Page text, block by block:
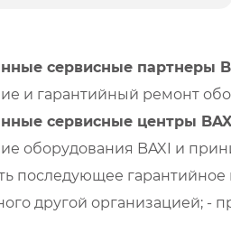
сервисные партнеры
и гарантийный ремонт
сервисные центры
оборудования BAXI и
последующее
другой организацией; -